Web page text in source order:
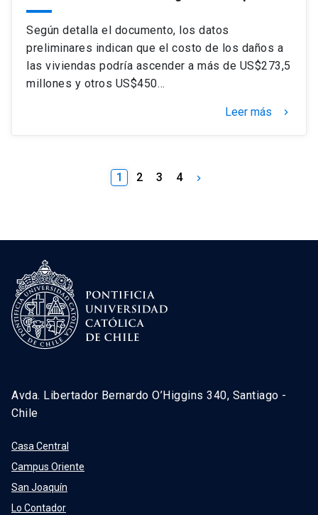
Según detalla el documento, los datos
preliminares indican que el costo de los daños a
las viviendas podría ascender a más de US$273,5
millones y otros US$450…
Leer más keyboard_arrow_right
1 2 3 4 keyboard_arrow_right
Avda. Libertador Bernardo O’Higgins 340, Santiago -
Chile
Casa Central
Campus Oriente
San Joaquín
Lo Contador